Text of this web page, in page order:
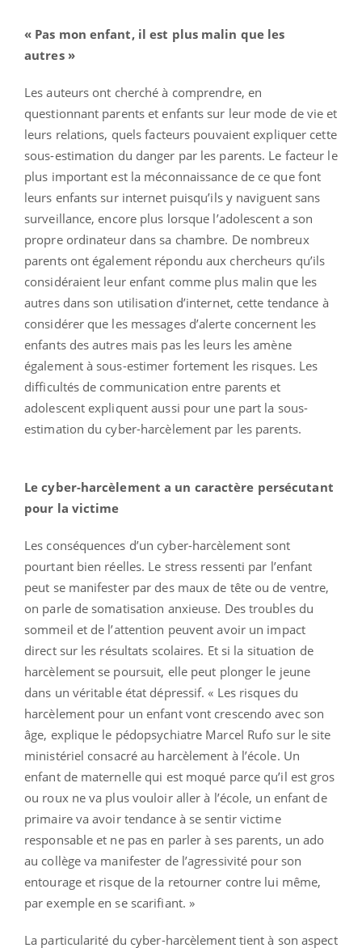
« Pas mon enfant, il est plus malin que les
autres »
Les auteurs ont cherché à comprendre, en
questionnant parents et enfants sur leur mode de vie et
leurs relations, quels facteurs pouvaient expliquer cette
sous-estimation du danger par les parents. Le facteur le
plus important est la méconnaissance de ce que font
leurs enfants sur internet puisqu’ils y naviguent sans
surveillance, encore plus lorsque l’adolescent a son
propre ordinateur dans sa chambre. De nombreux
parents ont également répondu aux chercheurs qu’ils
considéraient leur enfant comme plus malin que les
autres dans son utilisation d’internet, cette tendance à
considérer que les messages d’alerte concernent les
enfants des autres mais pas les leurs les amène
également à sous-estimer fortement les risques. Les
difficultés de communication entre parents et
adolescent expliquent aussi pour une part la sous-
estimation du cyber-harcèlement par les parents.
Le cyber-harcèlement a un caractère persécutant
pour la victime
Les conséquences d’un cyber-harcèlement sont
pourtant bien réelles. Le stress ressenti par l’enfant
peut se manifester par des maux de tête ou de ventre,
on parle de somatisation anxieuse. Des troubles du
sommeil et de l’attention peuvent avoir un impact
direct sur les résultats scolaires. Et si la situation de
harcèlement se poursuit, elle peut plonger le jeune
dans un véritable état dépressif. « Les risques du
harcèlement pour un enfant vont crescendo avec son
âge, explique le pédopsychiatre Marcel Rufo sur le site
ministériel consacré au harcèlement à l’école. Un
enfant de maternelle qui est moqué parce qu’il est gros
ou roux ne va plus vouloir aller à l’école, un enfant de
primaire va avoir tendance à se sentir victime
responsable et ne pas en parler à ses parents, un ado
au collège va manifester de l’agressivité pour son
entourage et risque de la retourner contre lui même,
par exemple en se scarifiant. »
La particularité du cyber-harcèlement tient à son aspect